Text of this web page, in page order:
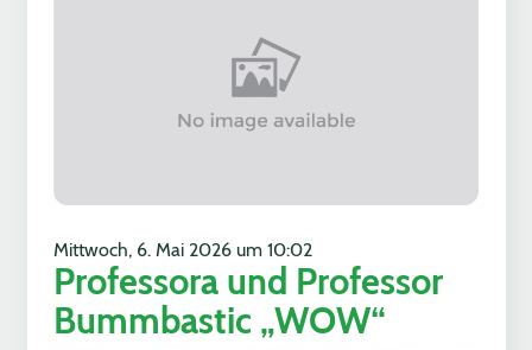
Mittwoch, 6. Mai 2026 um 10:02
Professora und Professor
Bummbastic „WOW“